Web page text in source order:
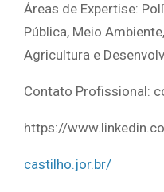
Áreas de Expertise:
Pública, Meio
Agricultura e
Contato Profissional:
https://
castilho.jor.br/